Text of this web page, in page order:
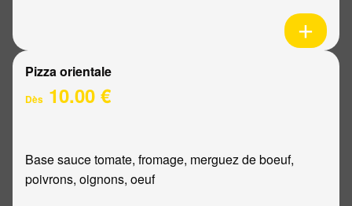
Pizza orientale
Dès 10.00 €
Base sauce tomate, fromage, merguez de boeuf,
poivrons, oignons, oeuf